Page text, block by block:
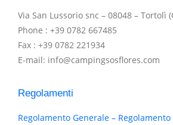
Via San Lussorio snc – 08048 – Tortolì
Phone : +39 0782 667485
Fax : +39 0782 221934
E-mail: info@campingsosflores.com
Regolamenti
Regolamento Generale –